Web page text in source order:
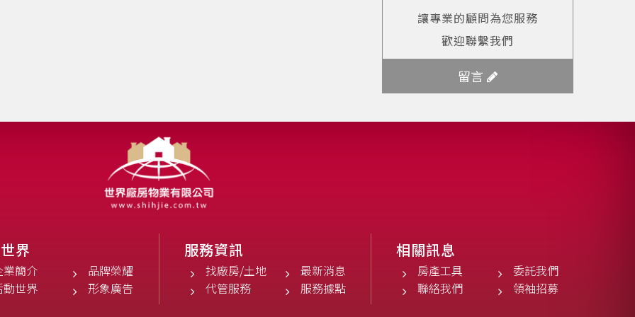
讓專業的顧問為您服務
歡迎聯繫我們
留言
界
業簡介
品牌榮耀
動世界
形象廣告
服務資訊
找廠房/土地
最新消息
代管服務
服務據點
相關訊息
房產工具
委託我們
聯絡我們
領袖招募